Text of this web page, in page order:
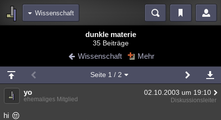
Wissenschaft
Blogs
Chat Wiki Neuigkeiten
meine Rubriken
Menschen Mystery Kriminalfälle
Spiritualität
dunkle materie
35 Beiträge
Wissenschaft Mehr
Seite 1 / 2
yo 02.10.2003 um 19:10
ehemaliges Mitglied Diskussionsleiter
hi